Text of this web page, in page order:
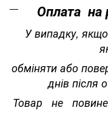
Оплата на
У випадку,
обміняти або
днів після
Товар не